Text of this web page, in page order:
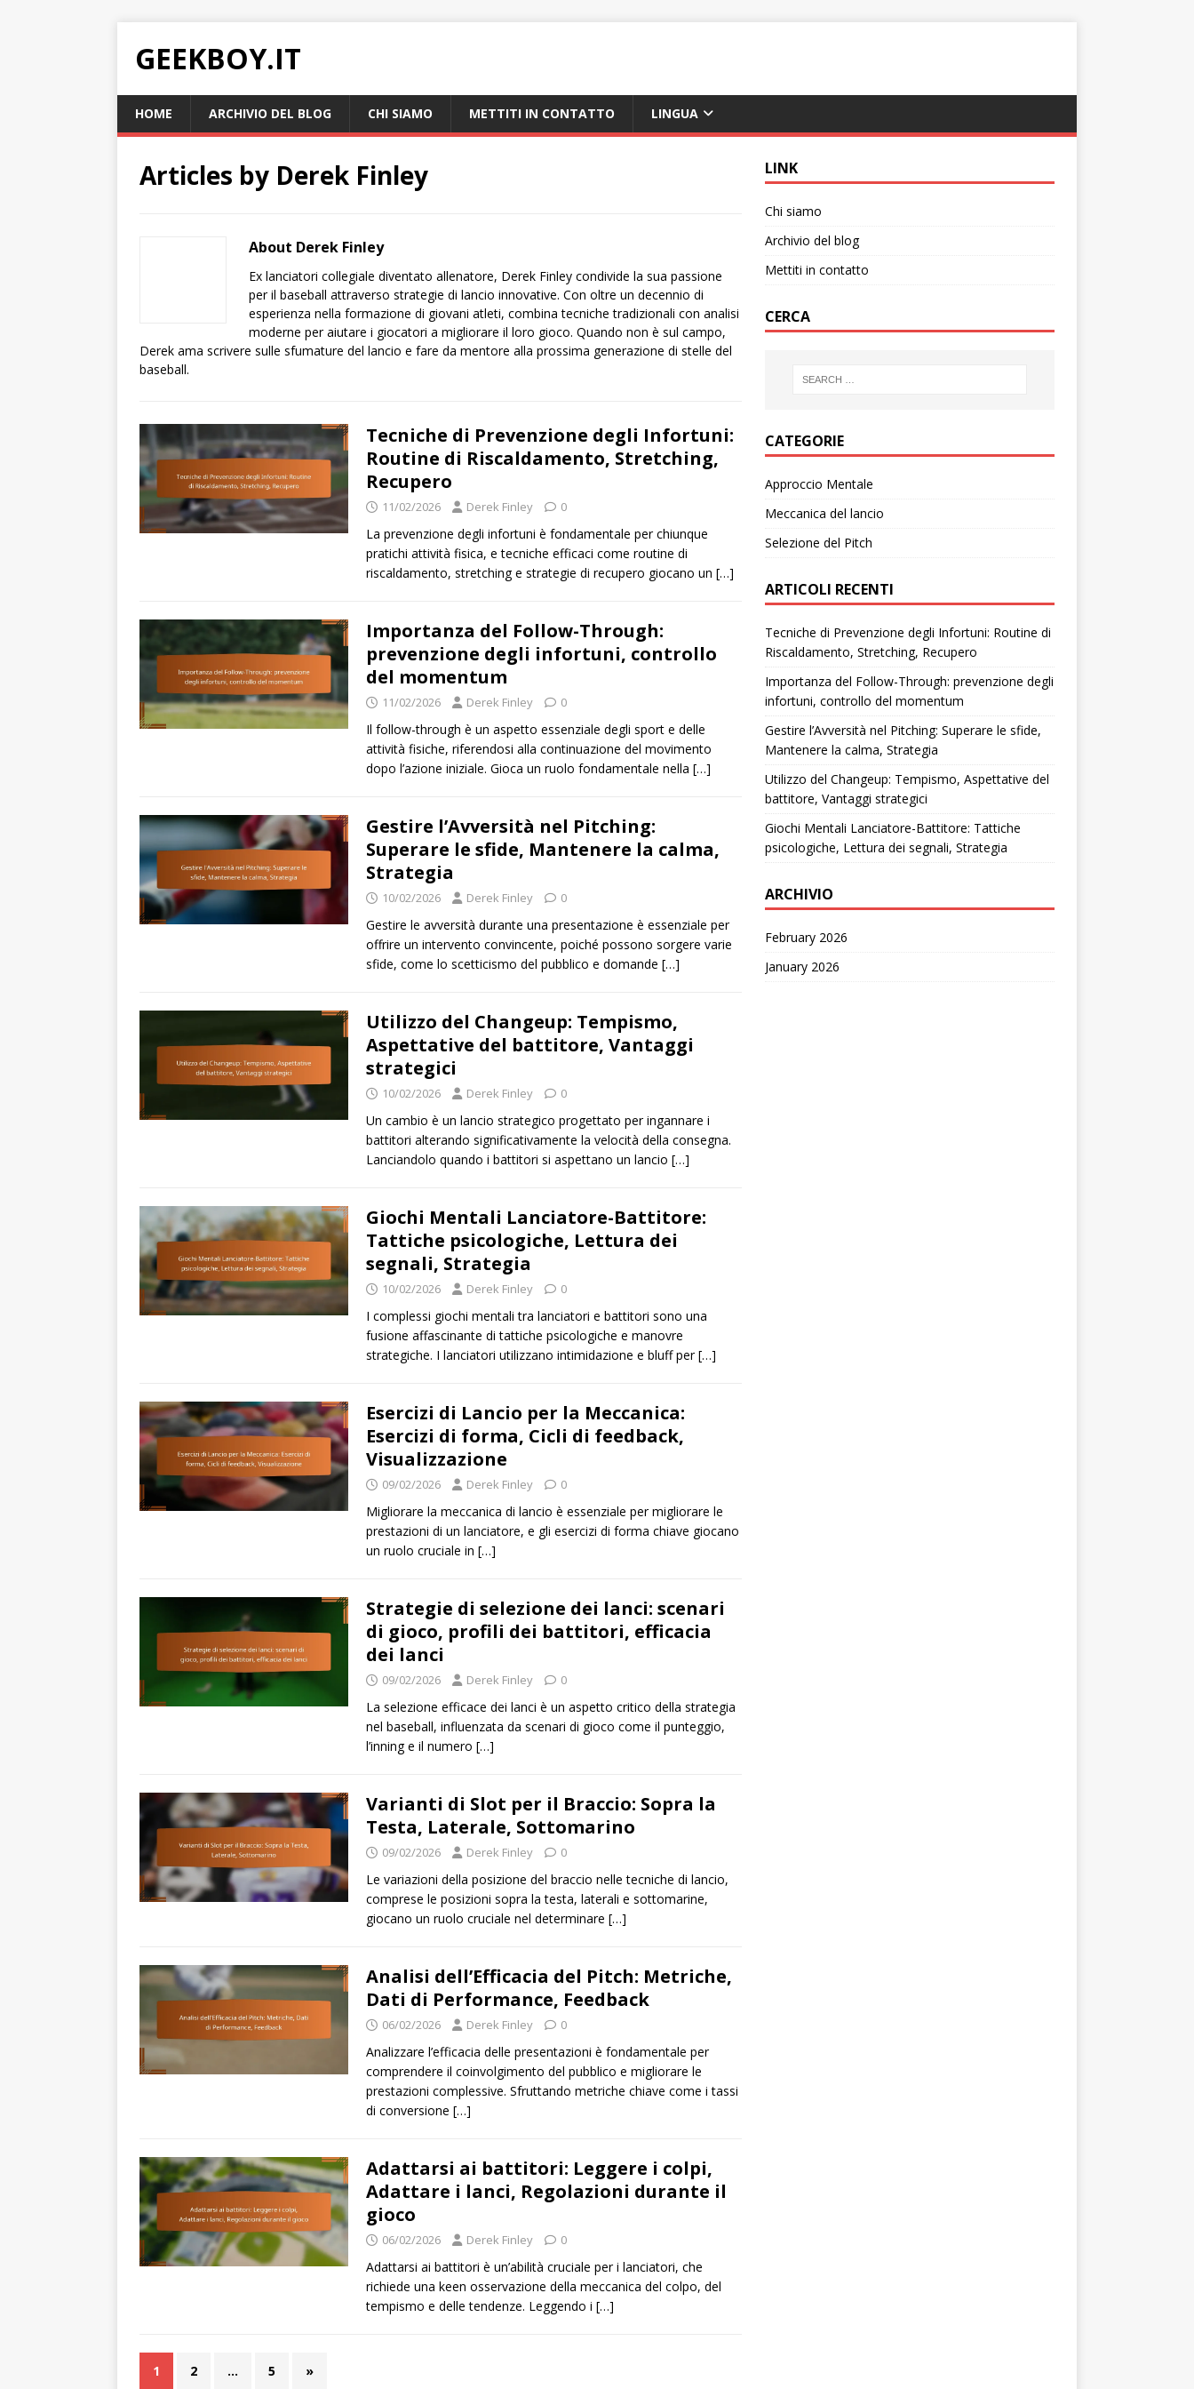
GEEKBOY.IT
HOME ARCHIVIO DEL BLOG CHI SIAMO METTITI IN CONTATTO LINGUA
Articles by Derek Finley
About Derek Finley
Ex lanciatori collegiale diventato allenatore, Derek Finley condivide la sua passione
per il baseball attraverso strategie di lancio innovative. Con oltre un decennio di
esperienza nella formazione di giovani atleti, combina tecniche tradizionali con analisi
moderne per aiutare i giocatori a migliorare il loro gioco. Quando non è sul campo,
Derek ama scrivere sulle sfumature del lancio e fare da mentore alla prossima generazione di stelle del
baseball.
Tecniche di Prevenzione degli Infortuni:
Routine di Riscaldamento, Stretching,
Recupero
11/02/2026 Derek Finley 0
La prevenzione degli infortuni è fondamentale per chiunque
pratichi attività fisica, e tecniche efficaci come routine di
riscaldamento, stretching e strategie di recupero giocano un […]
Importanza del Follow-Through:
prevenzione degli infortuni, controllo
del momentum
11/02/2026 Derek Finley 0
Il follow-through è un aspetto essenziale degli sport e delle
attività fisiche, riferendosi alla continuazione del movimento
dopo l’azione iniziale. Gioca un ruolo fondamentale nella […]
Gestire l’Avversità nel Pitching:
Superare le sfide, Mantenere la calma,
Strategia
10/02/2026 Derek Finley 0
Gestire le avversità durante una presentazione è essenziale per
offrire un intervento convincente, poiché possono sorgere varie
sfide, come lo scetticismo del pubblico e domande […]
Utilizzo del Changeup: Tempismo,
Aspettative del battitore, Vantaggi
strategici
10/02/2026 Derek Finley 0
Un cambio è un lancio strategico progettato per ingannare i
battitori alterando significativamente la velocità della consegna.
Lanciandolo quando i battitori si aspettano un lancio […]
Giochi Mentali Lanciatore-Battitore:
Tattiche psicologiche, Lettura dei
segnali, Strategia
10/02/2026 Derek Finley 0
I complessi giochi mentali tra lanciatori e battitori sono una
fusione affascinante di tattiche psicologiche e manovre
strategiche. I lanciatori utilizzano intimidazione e bluff per[…]
Esercizi di Lancio per la Meccanica:
Esercizi di forma, Cicli di feedback,
Visualizzazione
09/02/2026 Derek Finley 0
Migliorare la meccanica di lancio è essenziale per migliorare le
prestazioni di un lanciatore, e gli esercizi di forma chiave giocano
un ruolo cruciale in […]
Strategie di selezione dei lanci: scenari
di gioco, profili dei battitori, efficacia
dei lanci
09/02/2026 Derek Finley 0
La selezione efficace dei lanci è un aspetto critico della strategia
nel baseball, influenzata da scenari di gioco come il punteggio,
l’inning e il numero […]
Varianti di Slot per il Braccio: Sopra la
Testa, Laterale, Sottomarino
09/02/2026 Derek Finley 0
Le variazioni della posizione del braccio nelle tecniche di lancio,
comprese le posizioni sopra la testa, laterali e sottomarine,
giocano un ruolo cruciale nel determinare […]
Analisi dell’Efficacia del Pitch: Metriche,
Dati di Performance, Feedback
06/02/2026 Derek Finley 0
Analizzare l’efficacia delle presentazioni è fondamentale per
comprendere il coinvolgimento del pubblico e migliorare le
prestazioni complessive. Sfruttando metriche chiave come i tassi
di conversione […]
Adattarsi ai battitori: Leggere i colpi,
Adattare i lanci, Regolazioni durante il
gioco
06/02/2026 Derek Finley 0
Adattarsi ai battitori è un’abilità cruciale per i lanciatori, che
richiede una keen osservazione della meccanica del colpo, del
tempismo e delle tendenze. Leggendo i […]
1 2 … 5 »
LINK
Chi siamo
Archivio del blog
Mettiti in contatto
CERCA
CATEGORIE
Approccio Mentale
Meccanica del lancio
Selezione del Pitch
ARTICOLI RECENTI
Tecniche di Prevenzione degli Infortuni: Routine di
Riscaldamento, Stretching, Recupero
Importanza del Follow-Through: prevenzione degli
infortuni, controllo del momentum
Gestire l’Avversità nel Pitching: Superare le sfide,
Mantenere la calma, Strategia
Utilizzo del Changeup: Tempismo, Aspettative del
battitore, Vantaggi strategici
Giochi Mentali Lanciatore-Battitore: Tattiche
psicologiche, Lettura dei segnali, Strategia
ARCHIVIO
February 2026
January 2026